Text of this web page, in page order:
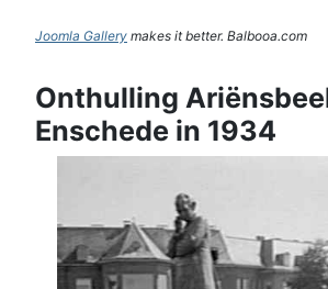
Joomla Gallery makes it better. Balbooa.com
Onthulling
Enschede in 1934